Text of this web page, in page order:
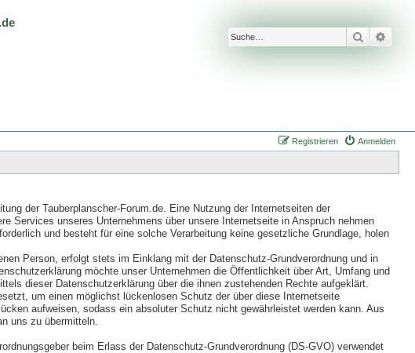
Suche
Anmelden
Registrieren
der Tauberplanscher-Forum.de. Eine Nutzung der Internetseiten der
Services unseres Unternehmens über unsere Internetseite in Anspruch nehmen
und besteht für eine solche Verarbeitung keine gesetzliche Grundlage, holen
Person, erfolgt stets im Einklang mit der Datenschutz-Grundverordnung und in
möchte unser Unternehmen die Öffentlichkeit über Art, Umfang und
dieser Datenschutzerklärung über die ihnen zustehenden Rechte aufgeklärt.
um einen möglichst lückenlosen Schutz der über diese Internetseite
aufweisen, sodass ein absoluter Schutz nicht gewährleistet werden kann. Aus
uns zu übermitteln.
beim Erlass der Datenschutz-Grundverordnung (DS-GVO) verwendet